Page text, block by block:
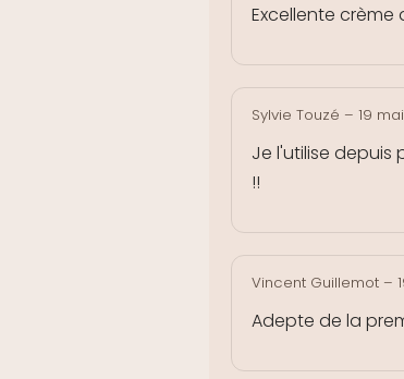
Excellente crème
Sylvie Touzé – 19
Je l'utilise
!!
Vincent Guillemot –
Adepte de la